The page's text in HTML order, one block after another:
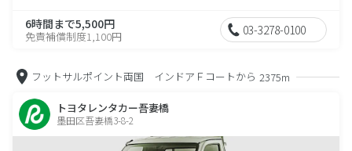
6時間まで5,500円
免責補償制度1,100円 03-3278-0100
フットサルポイント両国 インドアＦコートから 2375m
トヨタレンタカー吾妻橋
墨田区吾妻橋3-8-2